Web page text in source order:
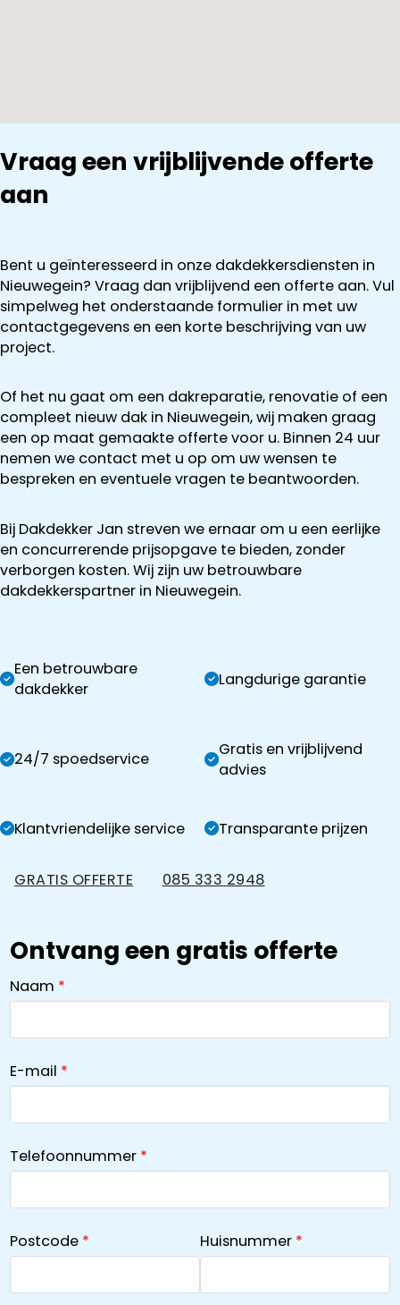
Vraag een vrijblijvende offerte
aan
Bent u geïnteresseerd in onze dakdekkersdiensten in
Nieuwegein? Vraag dan vrijblijvend een offerte aan. Vul
simpelweg het onderstaande formulier in met uw
contactgegevens en een korte beschrijving van uw
project.
Of het nu gaat om een dakreparatie, renovatie of een
compleet nieuw dak in Nieuwegein, wij maken graag
een op maat gemaakte offerte voor u. Binnen 24 uur
nemen we contact met u op om uw wensen te
bespreken en eventuele vragen te beantwoorden.
Bij Dakdekker Jan streven we ernaar om u een eerlijke
en concurrerende prijsopgave te bieden, zonder
verborgen kosten. Wij zijn uw betrouwbare
dakdekkerspartner in Nieuwegein.
Een betrouwbare
dakdekker
Langdurige garantie
24/7 spoedservice
Gratis en vrijblijvend
advies
Klantvriendelijke service Transparante prijzen
GRATIS OFFERTE 085 333 2948
Ontvang een gratis offerte
Naam
E-mail
Telefoonnummer
Postcode Huisnummer